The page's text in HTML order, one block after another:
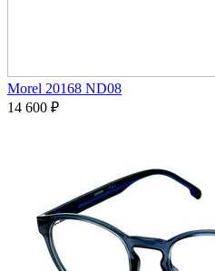
Morel 20168 ND08
14 600 ₽